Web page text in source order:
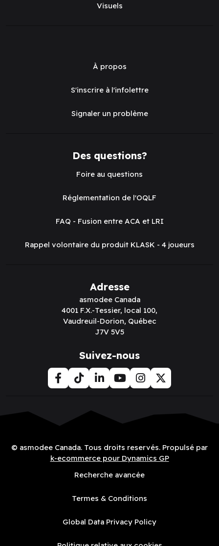
Visuels
À propos
S'inscrire à l'infolettre
Signaler un problème
Des questions?
Foire au questions
Réglementation de l'OQLF
FAQ - Fusion entre ACA et LRI
Rappel volontaire du produit KLASK - 4 joueurs
Adresse
asmodee Canada
4001 F.X.-Tessier, local 100,
Vaudreuil-Dorion, Québec
J7V 5V5
Suivez-nous
© asmodee Canada. Tous droits reservés. Propulsé par
k-ecommerce pour Dynamics GP
Recherche avancée
Termes & Conditions
Global Data Privacy Policy